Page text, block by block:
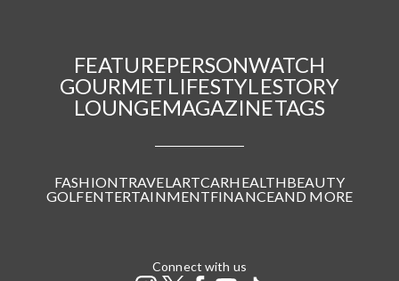
FEATUREPERSONWATCH
GOURMETLIFESTYLESTORY
LOUNGEMAGAZINETAGS
FASHIONTRAVELARTCARHEALTHBEAUTY
GOLFENTERTAINMENTFINANCEAND MORE
Connect with us